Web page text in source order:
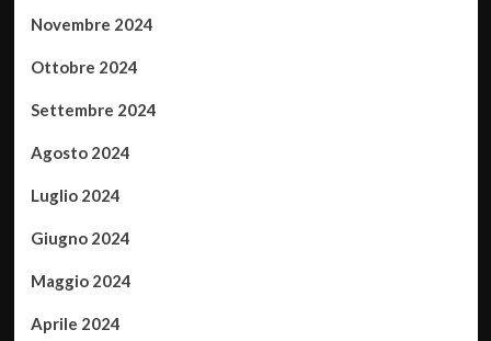
Novembre 2024
Ottobre 2024
Settembre 2024
Agosto 2024
Luglio 2024
Giugno 2024
Maggio 2024
Aprile 2024